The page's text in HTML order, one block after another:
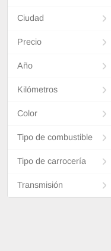
Ciudad
Precio
Año
Kilómetros
Color
Tipo de combustible
Tipo de carrocería
Transmisión